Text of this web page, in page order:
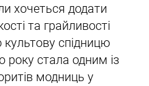
хочеться додати
та грайливості
спідницю
року стала одним із
модниць у